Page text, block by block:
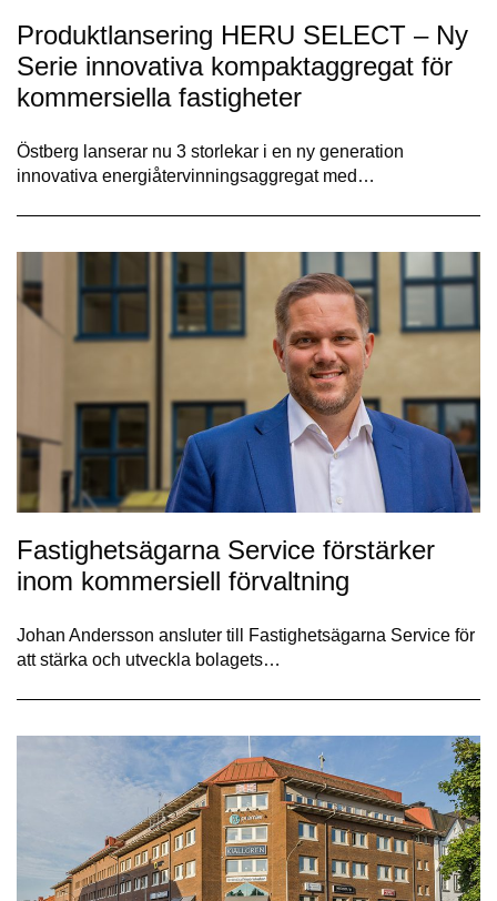
Produktlansering HERU SELECT – Ny
Serie innovativa kompaktaggregat för
kommersiella fastigheter
Östberg lanserar nu 3 storlekar i en ny generation
innovativa energiåtervinningsaggregat med…
Fastighetsägarna Service förstärker
inom kommersiell förvaltning
Johan Andersson ansluter till Fastighetsägarna Service för
att stärka och utveckla bolagets…